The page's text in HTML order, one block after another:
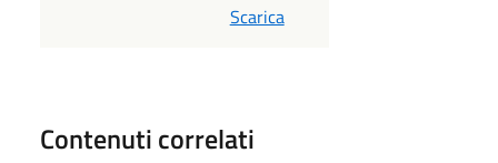
PDF
Scarica
Contenuti correlati